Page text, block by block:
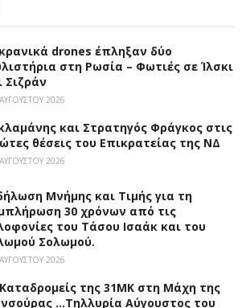
drones έπληξαν δύο
στη Ρωσία – Φωτιές σε Ίλσκι
Σιζράν
2026
και Στρατηγός Φράγκος στις
θέσεις του Επικρατείας της ΝΔ
2026
Μνήμης και Τιμής για τη
30 χρόνων από τις
του Τάσου Ισαάκ και του
Σολωμού.
2026
της 31ΜΚ στη Mάχη της
…Τηλλυρία Αύγουστος του